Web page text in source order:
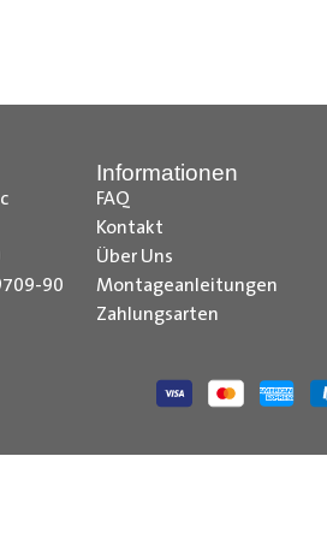
90
Informationen
FAQ
Kontakt
Über Uns
Montageanleitungen
Zahlungsarten